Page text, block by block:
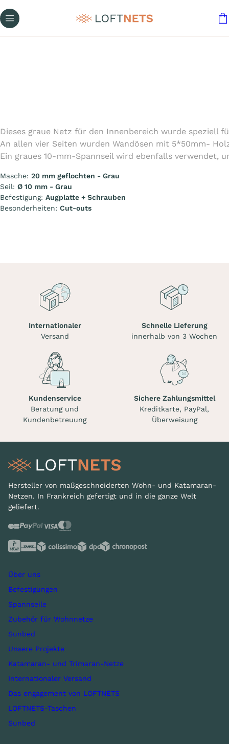
Dieses graue Netz für den Innenbereich wurde speziell
An allen vier Seiten wurden Wandösen mit 5*50mm-
Ein graues 10-mm-Spannseil wird ebenfalls verwendet,
Masche: 20 mm geflochten - Grau
Seil: Ø 10 mm - Grau
Befestigung: Augplatte + Schrauben
Besonderheiten: Cut-outs
Internationaler
Versand
Schnelle Lieferung
innerhalb von 3 Wochen
Kundenservice
Beratung und
Kundenbetreuung
Sichere Zahlungsmittel
Kreditkarte, PayPal,
Überweisung
Hersteller von maßgeschneiderten Wohn- und Katamaran-
Netzen. In Frankreich gefertigt und in die ganze Welt
geliefert.
Über uns
Befestigungen
Spannseile
Zubehör für Wohnnetze
Sunbed
Unsere Projekte
Katamaran- und Trimaran-Netze
Internationaler Versand
Das engagement von LOFTNETS
LOFTNETS-Taschen
Sunbed